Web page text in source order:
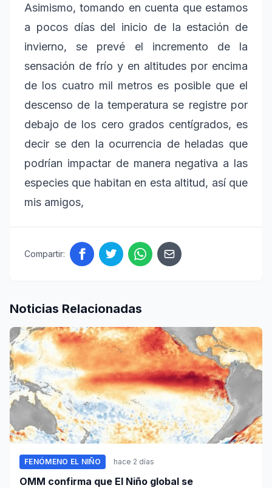
Asimismo, tomando en cuenta que estamos
a pocos días del inicio de la estación de
invierno, se prevé el incremento de la
sensación de frío y en altitudes por encima
de los cuatro mil metros es posible que el
descenso de la temperatura se registre por
debajo de los cero grados centígrados, es
decir se den la ocurrencia de heladas que
podrían impactar de manera negativa a las
especies que habitan en esta altitud, así que
mis amigos,
Compartir:
Noticias Relacionadas
FENÓMENO EL NIÑO hace 2 días
OMM confirma que El Niño global se